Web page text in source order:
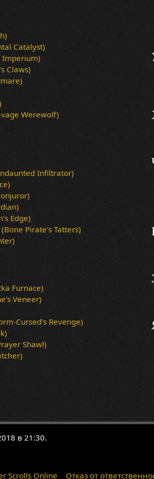
Catalyst)
Claws)
Werewolf)
Infiltrator)
Edge)
Pirate's Tatters)
Furnace)
Veneer)
Cursed's Revenge)
Shawl)
в 21:30.
Scrolls Online Отказ от